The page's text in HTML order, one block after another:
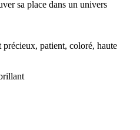
sa place dans un univers
patient, coloré, haute